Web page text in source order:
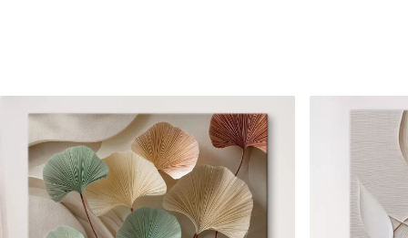
✓
✓Biztonságos, szagtalan tinta
✗ Vászonhatású felület
✗Környezetbarát anyag
✓
✓ Biztonságos,
✓ Vászonhatású felület
✗ Környezetbarát anyag